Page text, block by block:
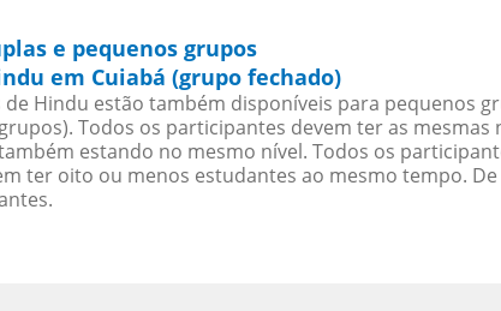
e pequenos grupos
em Cuiabá (grupo fechado)
de Hindu estão também disponíveis para pequenos
Todos os participantes devem ter as
estando no mesmo nível. Todos os
ter oito ou menos estudantes ao mesmo tempo.